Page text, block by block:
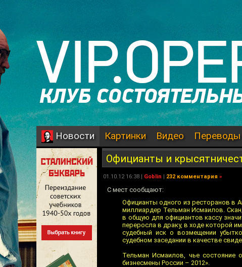
Новости Картинки Видео Переводы
Официанты и
01.10.12 16:38 | Goblin | 232 комментария »
С мест сообщают:
Официанты одного из ресторанов в
миллиардер Тельман Исмаилов.
в общую для официантов кассу
переросла в драку, в ходе которой
судебный иск о возмещении
судебном заседании в качестве
Тельман Исмаилов, чье состояние
бизнесмены России – 2012».